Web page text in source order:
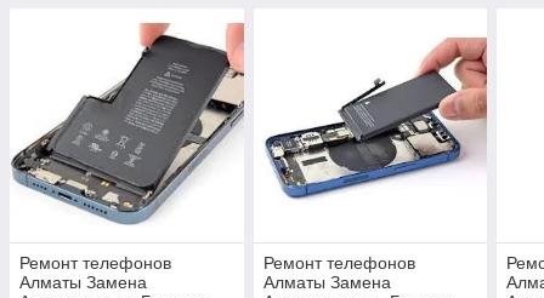
Ремонт телефонов
Алматы Замена
Ремонт телефонов
Алматы Замена